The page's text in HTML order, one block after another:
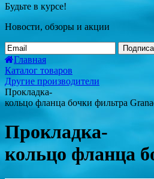
Будьте в курсе!
Новости, обзоры и акции
Главная
Каталог товаров
Другие производители
Прокладка-
кольцо фланца бочки фильтра
Прокладка-
кольцо фланца